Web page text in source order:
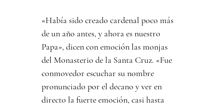
«Había sido creado cardenal poco más
de un año antes, y ahora es nuestro
Papa», dicen con emoción las monjas
del Monasterio de la Santa Cruz. «Fue
conmovedor escuchar su nombre
pronunciado por el decano y ver en
directo la fuerte emoción, casi hasta